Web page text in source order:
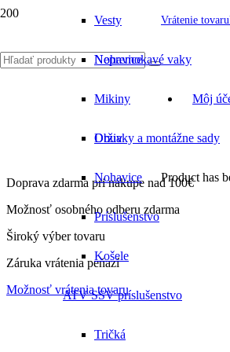
Vrátenie tovaru
Môj
Product has
Nohavice
Obuv
Vesty
Mikiny
Nohavice
Košele
Tričká
Nepremokavé vaky
Držiaky a montážne sady
Príslušenstvo
ATV SSV príslušenstvo
Doprava zdarma pri nákupe nad 100€
Možnosť osobného odberu zdarma
Široký výber tovaru
Záruka vrátenia peňazí
Možnosť vrátenia tovaru